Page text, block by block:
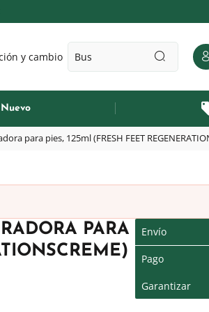
y cambio
Nuevo
para pies, 125ml (FRESH FEET
PARA
Envío
Pago
Garantizar